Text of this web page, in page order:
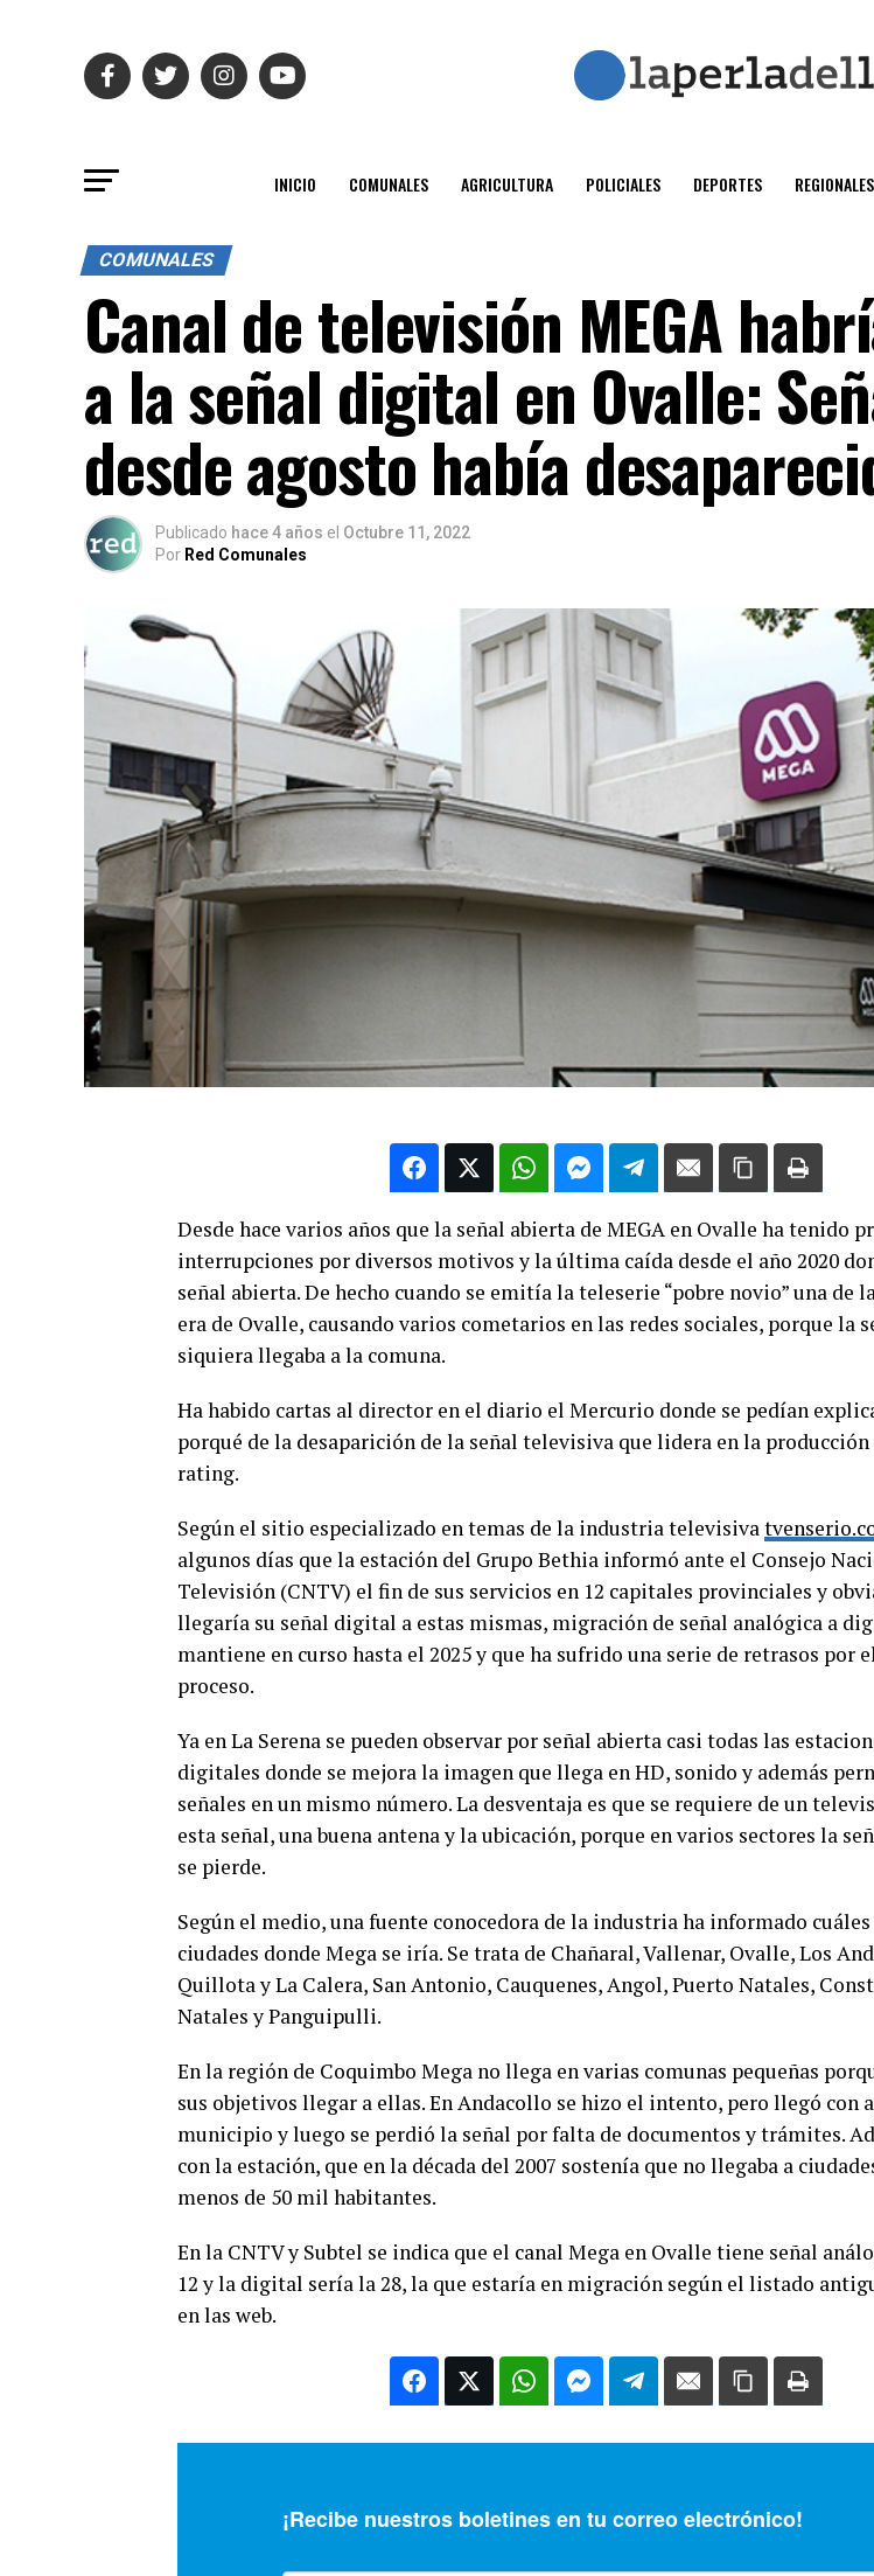
INICIO COMUNALES AGRICULTURA POLICIALES DEPORTES REGIONALES
COMUNALES
Canal de televisión MEGA
a la señal digital en Ovalle:
desde agosto había
Publicado hace 4 años el Octubre 11, 2022
Por Red Comunales
Desde hace varios años que la señal abierta de MEGA en Ovalle ha tenido
interrupciones por diversos motivos y la última caída desde el año 2020
señal abierta. De hecho cuando se emitía la teleserie “pobre novio” una de
era de Ovalle, causando varios cometarios en las redes sociales, porque la
siquiera llegaba a la comuna.
Ha habido cartas al director en el diario el Mercurio donde se pedían
porqué de la desaparición de la señal televisiva que lidera en la producción
rating.
Según el sitio especializado en temas de la industria televisiva
algunos días que la estación del Grupo Bethia informó ante el Consejo
Televisión (CNTV) el fin de sus servicios en 12 capitales provinciales y
llegaría su señal digital a estas mismas, migración de señal analógica a
mantiene en curso hasta el 2025 y que ha sufrido una serie de retrasos por
proceso.
Ya en La Serena se pueden observar por señal abierta casi todas las
digitales donde se mejora la imagen que llega en HD, sonido y además
señales en un mismo número. La desventaja es que se requiere de un
esta señal, una buena antena y la ubicación, porque en varios sectores la
se pierde.
Según el medio, una fuente conocedora de la industria ha informado
ciudades donde Mega se iría. Se trata de Chañaral, Vallenar, Ovalle, Los
Quillota y La Calera, San Antonio, Cauquenes, Angol, Puerto Natales,
Natales y Panguipulli.
En la región de Coquimbo Mega no llega en varias comunas pequeñas
sus objetivos llegar a ellas. En Andacollo se hizo el intento, pero llegó con
municipio y luego se perdió la señal por falta de documentos y trámites.
con la estación, que en la década del 2007 sostenía que no llegaba a
menos de 50 mil habitantes.
En la CNTV y Subtel se indica que el canal Mega en Ovalle tiene señal
12 y la digital sería la 28, la que estaría en migración según el listado
en las web.